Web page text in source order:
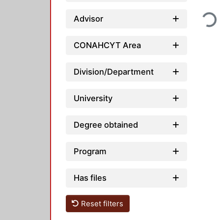
Advisor
CONAHCYT Area
Division/Department
University
Degree obtained
Program
Has files
Reset filters